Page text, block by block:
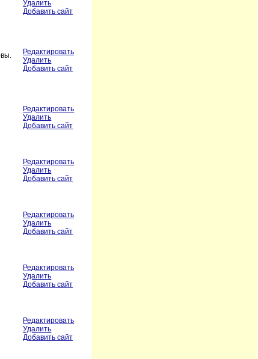
Удалить
Добавить сайт
Редактировать
Удалить
Добавить сайт
Редактировать
Удалить
Добавить сайт
Редактировать
Удалить
Добавить сайт
Редактировать
Удалить
Добавить сайт
Редактировать
Удалить
Добавить сайт
Редактировать
Удалить
Добавить сайт